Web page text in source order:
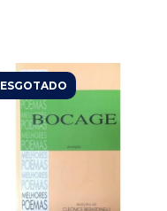
ESGOTADO